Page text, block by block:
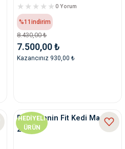
0 Yorum
%11 indirim
8.430,00 ₺
7.500,00 ₺
Kazancınız 930,00 ₺
HEDİYELİ
ÜRÜN
Royal Canin Fit Kedi Maması
2Kg